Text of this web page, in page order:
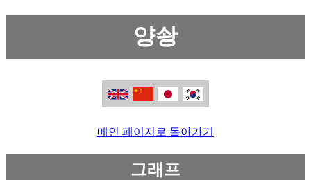
양솽
메인 페이지로 돌아가기
그래프